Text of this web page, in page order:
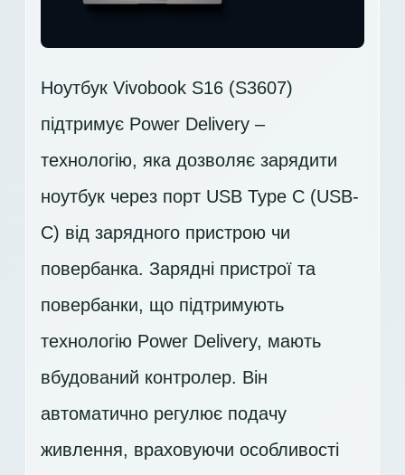
Ноутбук Vivobook S16 (S3607)
підтримує Power Delivery –
технологію, яка дозволяє зарядити
ноутбук через порт USB Type C (USB-
C) від зарядного пристрою чи
повербанка. Зарядні пристрої та
повербанки, що підтримують
технологію Power Delivery, мають
вбудований контролер. Він
автоматично регулює подачу
живлення, враховуючи особливості